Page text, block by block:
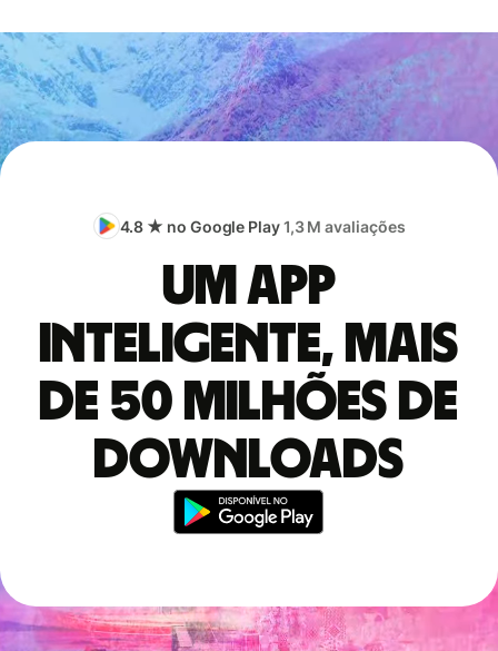
4.8 ★ no Google Play1,3 M avaliações
Um app
inteligente, mais
de 50 milhões de
downloads